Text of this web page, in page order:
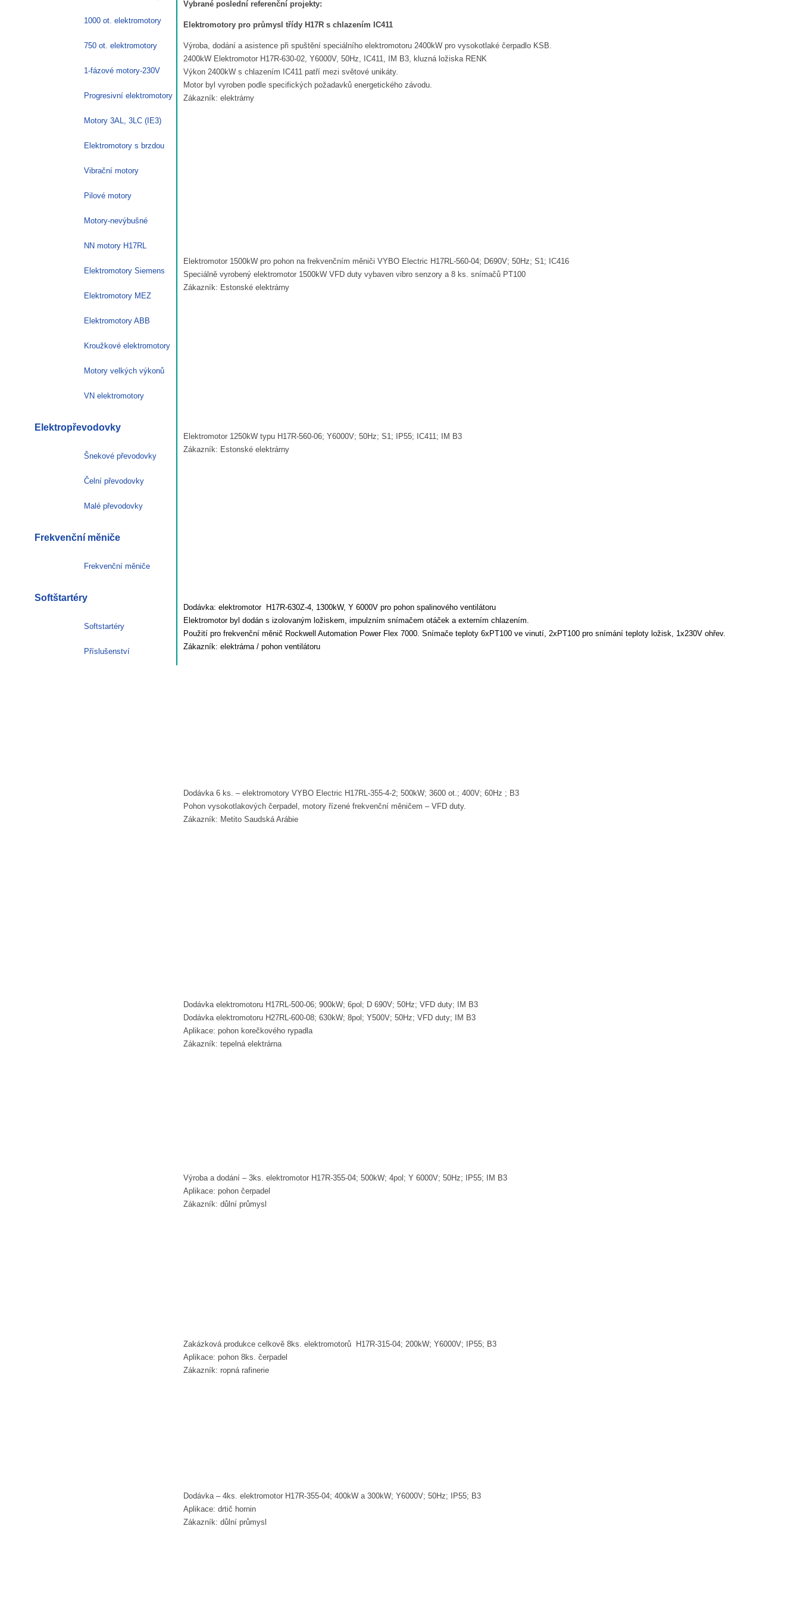
Vybrané poslední referenční projekty:
Elektromotory pro průmysl třídy H17R s chlazením IC411
Výroba, dodání a asistence při spuštění speciálního elektromotoru 2400kW pro vysokotlaké čerpadlo KSB.
2400kW Elektromotor H17R-630-02, Y6000V, 50Hz, IC411, IM B3, kluzná ložiska RENK
Výkon 2400kW s chlazením IC411 patří mezi světové unikáty.
Motor byl vyroben podle specifických požadavků energetického závodu.
Zákazník: elektrárny
Elektromotor 1500kW pro pohon na frekvenčním měniči VYBO Electric H17RL-560-04; D690V; 50Hz; S1; IC416
Speciálně vyrobený elektromotor 1500kW VFD duty vybaven vibro senzory a 8 ks. snímačů PT100
Zákazník: Estonské elektrárny
Elektromotor 1250kW typu H17R-560-06; Y6000V; 50Hz; S1; IP55; IC411; IM B3
Zákazník: Estonské elektrárny
Dodávka: elektromotor H17R-630Z-4, 1300kW, Y 6000V pro pohon spalinového ventilátoru
Elektromotor byl dodán s izolovaným ložiskem, impulzním snímačem otáček a externím chlazením.
Použití pro frekvenční měnič Rockwell Automation Power Flex 7000. Snímače teploty 6xPT100 ve vinutí, 2xPT100 pro snímání teploty ložisk, 1x230V ohřev.
Zákazník: elektrárna / pohon ventilátoru
Dodávka 6 ks. – elektromotory VYBO Electric H17RL-355-4-2; 500kW; 3600 ot.; 400V; 60Hz ; B3
Pohon vysokotlakových čerpadel, motory řízené frekvenční měničem – VFD duty.
Zákazník: Metito Saudská Arábie
Dodávka elektromotoru H17RL-500-06; 900kW; 6pol; D 690V; 50Hz; VFD duty; IM B3
Dodávka elektromotoru H27RL-600-08; 630kW; 8pol; Y500V; 50Hz; VFD duty; IM B3
Aplikace: pohon korečkového rypadla
Zákazník: tepelná elektrárna
Výroba a dodání – 3ks. elektromotor H17R-355-04; 500kW; 4pol; Y 6000V; 50Hz; IP55; IM B3
Aplikace: pohon čerpadel
Zákazník: důlní průmysl
Zakázková produkce celkově 8ks. elektromotorů H17R-315-04; 200kW; Y6000V; IP55; B3
Aplikace: pohon 8ks. čerpadel
Zákazník: ropná rafinerie
Dodávka – 4ks. elektromotor H17R-355-04; 400kW a 300kW; Y6000V; 50Hz; IP55; B3
Aplikace: drtič hornin
Zákazník: důlní průmysl
1000 ot. elektromotory
750 ot. elektromotory
1-fázové motory-230V
Progresivní elektromotory
Motory 3AL, 3LC (IE3)
Elektromotory s brzdou
Vibrační motory
Pilové motory
Motory-nevýbušné
NN motory H17RL
Elektromotory Siemens
Elektromotory MEZ
Elektromotory ABB
Kroužkové elektromotory
Motory velkých výkonů
VN elektromotory
Elektropřevodovky
Šnekové převodovky
Čelní převodovky
Malé převodovky
Frekvenční měniče
Frekvenční měniče
Softštartéry
Softstartéry
Příslušenství